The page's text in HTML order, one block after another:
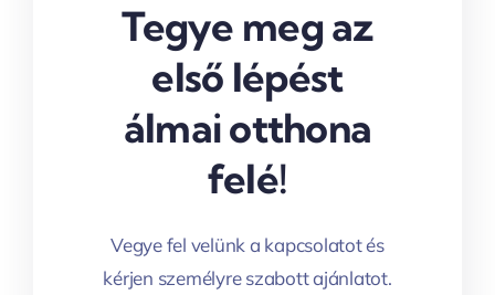
Tegye meg az
első lépést
álmai otthona
felé!
Vegye fel velünk a kapcsolatot és
kérjen személyre szabott ajánlatot.